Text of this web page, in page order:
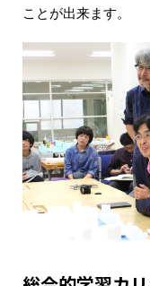
ことが出来ます。